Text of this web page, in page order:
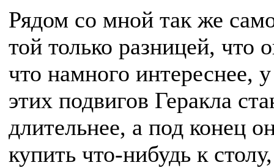
Рядом со мной так же
той только разницей, что
что намного интереснее,
этих подвигов Геракла
длительнее, а под конец
купить что-нибудь к